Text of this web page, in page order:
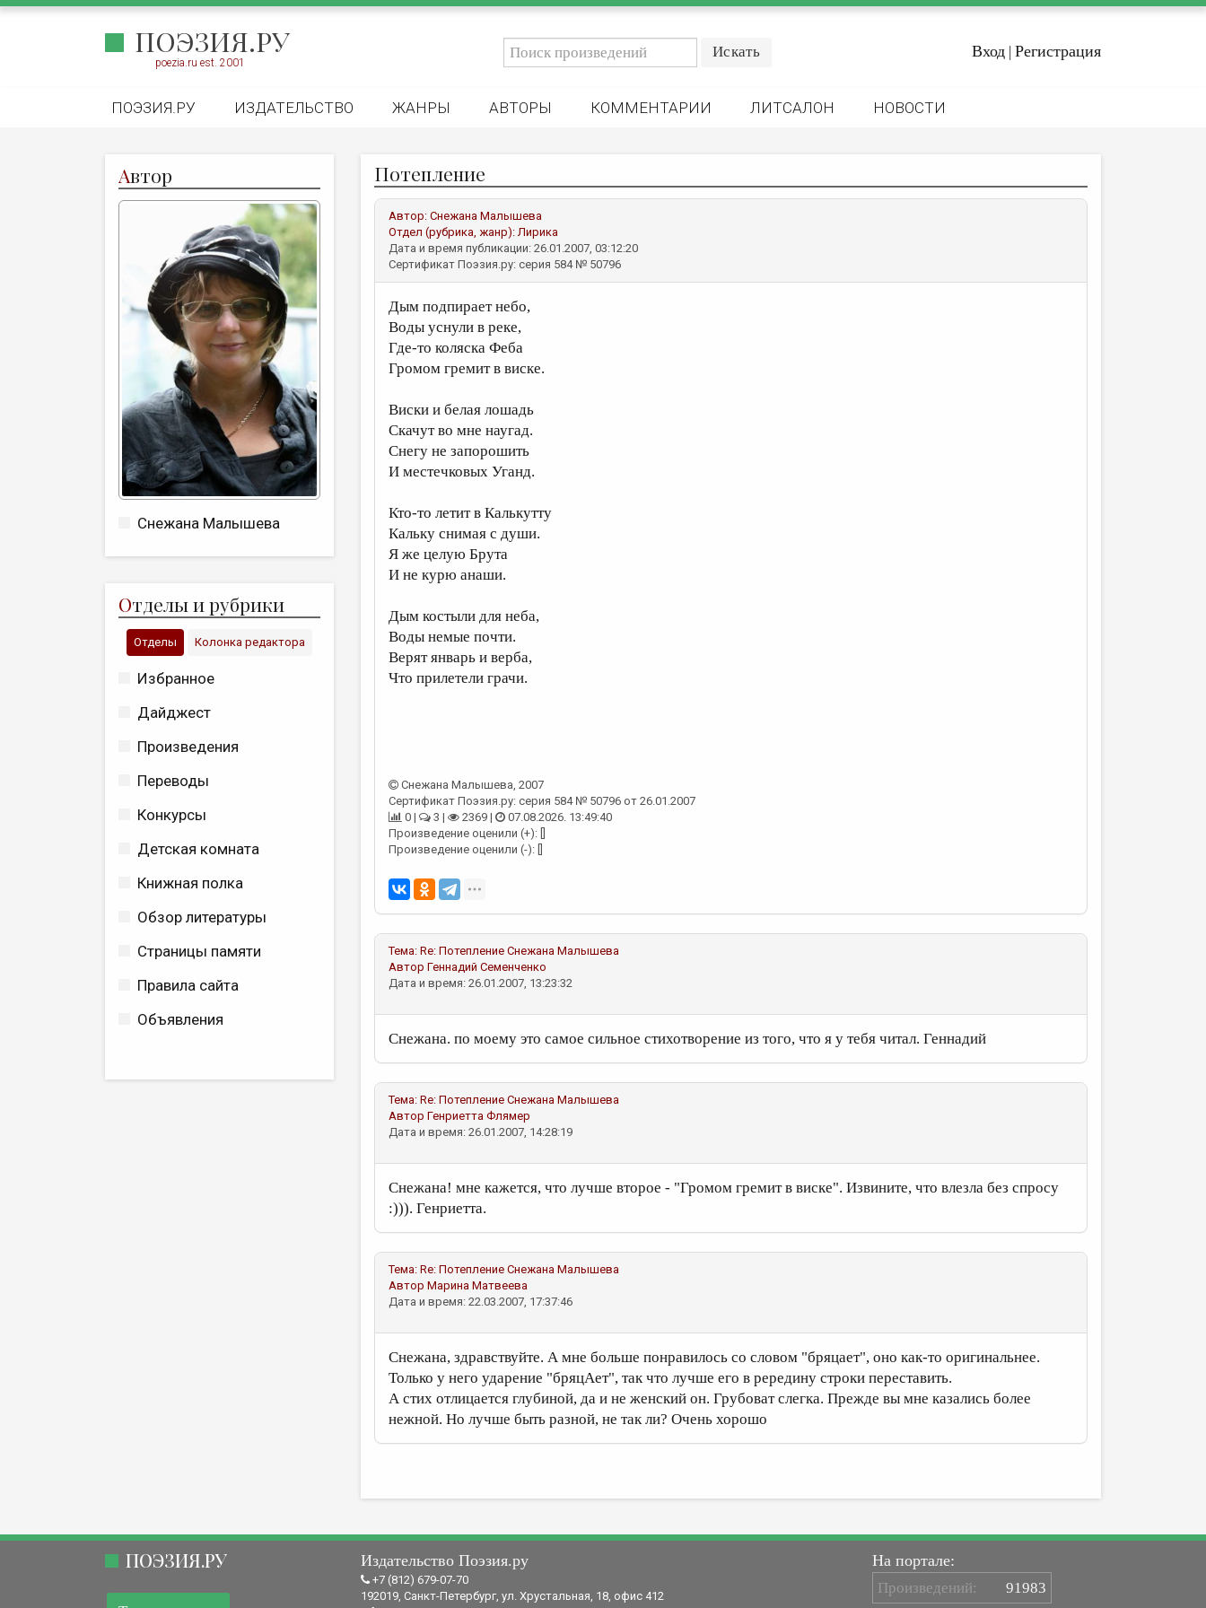
ПОЭЗИЯ.РУ
poezia.ru est. 2001
Вход | Регистрация
ПОЭЗИЯ.РУ ИЗДАТЕЛЬСТВО ЖАНРЫ АВТОРЫ КОММЕНТАРИИ ЛИТСАЛОН НОВОСТИ
Автор
Снежана Малышева
Отделы и рубрики
Отделы Колонка редактора
Избранное
Дайджест
Произведения
Переводы
Конкурсы
Детская комната
Книжная полка
Обзор литературы
Страницы памяти
Правила сайта
Объявления
Потепление
Автор: Снежана Малышева
Отдел (рубрика, жанр):Лирика
Дата и время публикации: 26.01.2007, 03:12:20
Сертификат Поэзия.ру: серия 584 № 50796
Дым подпирает небо,
Воды уснули в реке,
Где-то коляска Феба
Громом гремит в виске.
Виски и белая лошадь
Скачут во мне наугад.
Снегу не запорошить
И местечковых Уганд.
Кто-то летит в Калькутту
Кальку снимая с души.
Я же целую Брута
И не курю анаши.
Дым костыли для неба,
Воды немые почти.
Верят январь и верба,
Что прилетели грачи.
Снежана Малышева, 2007
Сертификат Поэзия.ру: серия 584 № 50796 от 26.01.2007
0 |
3 | 2369 |
07.08.2026. 13:49:40
Произведение оценили (+): []
Произведение оценили (-): []
Тема: Re: Потепление Снежана Малышева
Автор Геннадий Семенченко
Дата и время: 26.01.2007, 13:23:32
Снежана. по моему это самое сильное стихотворение из того, что я у тебя читал. Геннадий
Тема: Re: Потепление Снежана Малышева
Автор Генриетта Флямер
Дата и время: 26.01.2007, 14:28:19
Снежана! мне кажется, что лучше второе - "Громом гремит в виске". Извините, что влезла без спросу
:))). Генриетта.
Тема: Re: Потепление Снежана Малышева
Автор Марина Матвеева
Дата и время: 22.03.2007, 17:37:46
Снежана, здравствуйте. А мне больше понравилось со словом "бряцает", оно как-то оригинальнее.
Только у него ударение "бряцАет", так что лучше его в рередину строки переставить.
А стих отлицается глубиной, да и не женский он. Грубоват слегка. Прежде вы мне казались более
нежной. Но лучше быть разной, не так ли? Очень хорошо
ПОЭЗИЯ.РУ Издательство Поэзия.ру
+7 (812) 679-07-70
192019, Санкт-Петербург, ул. Хрустальная, 18, офис 412
На портале:
Произведений: 91983